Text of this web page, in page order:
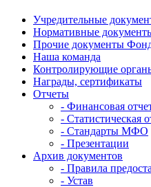
Учредительные
Нормативные
Прочие документы
Наша команда
Контролирующие
Награды, сертификаты
Отчеты
- Финансовая
- Статистическая
- Стандарты МФО
- Презентации
Архив документов
- Правила
- Устав